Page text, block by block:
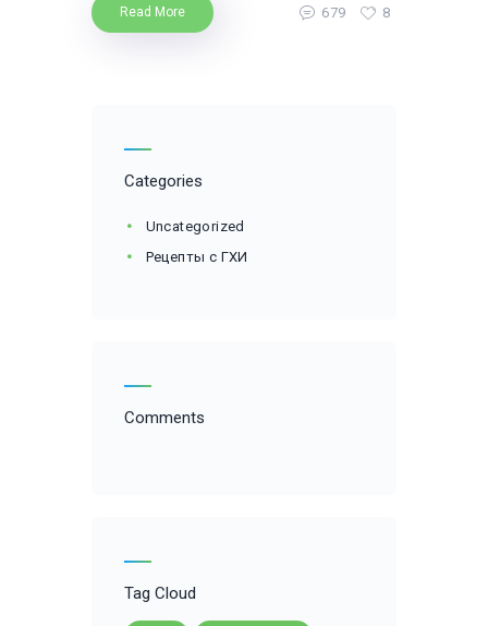
Read More 679 8
Categories
Uncategorized
Рецепты с ГХИ
Comments
Tag Cloud